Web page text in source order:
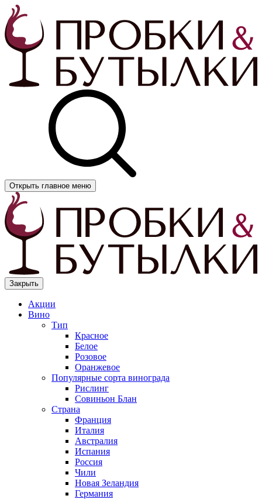
Открыть главное меню
Закрыть
Акции
Вино
Тип
Красное
Белое
Розовое
Оранжевое
Популярные сорта винограда
Рислинг
Совиньон Блан
Страна
Франция
Италия
Австралия
Испания
Россия
Чили
Новая Зеландия
Германия